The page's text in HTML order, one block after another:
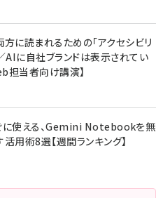
に読まれるための「アクセシビリ
AIに自社ブランドは表示されてい
担当者向け講演】
に使える、Gemini Notebookを無
用術8選【週間ランキング】